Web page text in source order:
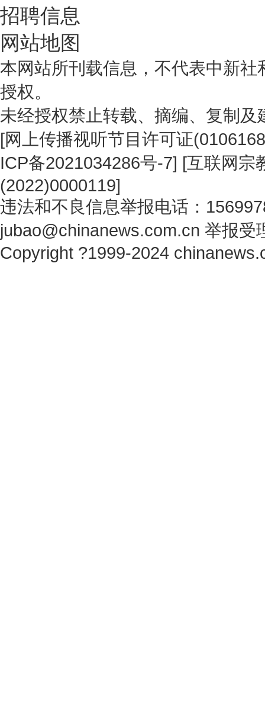
招聘信息
网站地图
本网站所刊载信息，不代表中新
授权。
未经授权禁止转载、摘编、复制
[网上传播视听节目许可证
ICP备2021034286号-7] [互联网宗
(2022)0000119]
违法和不良信息举报电话：
jubao@chinanews.com.cn 举报受
Copyright ?1999-2024